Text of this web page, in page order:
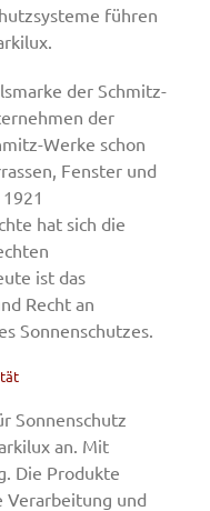
führen
der Schmitz-
der
Werke schon
Fenster und
hat sich die
ist das
Recht an
Sonnenschutzes.
Sonnenschutz
an. Mit
Die Produkte
Verarbeitung und